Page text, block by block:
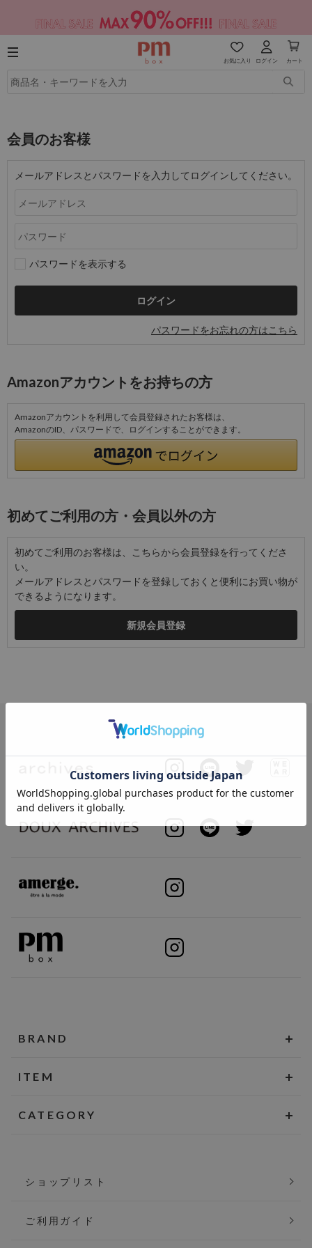
お気に入り ログイン カート
会員のお客様
メールアドレスとパスワードを入力してログインしてください。
パスワードを表示する
パスワードをお忘れの方はこちら
Amazonアカウントをお持ちの方
Amazonアカウントを利用して会員登録されたお客様は、
AmazonのID、パスワードで、ログインすることができます。
初めてご利用の方・会員以外の方
初めてご利用のお客様は、こちらから会員登録を行ってくださ
い。
メールアドレスとパスワードを登録しておくと便利にお買い物が
できるようになります。
BRAND
ITEM
CATEGORY
ショップリスト
ご利用ガイド